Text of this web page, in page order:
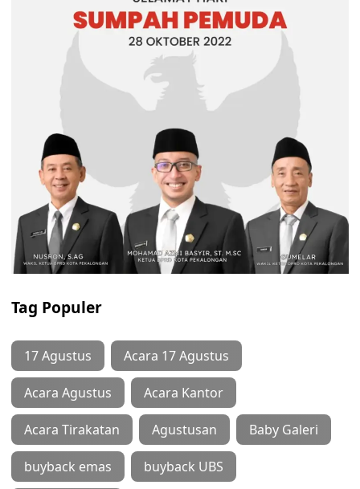
Tag Populer
17 Agustus Acara 17 Agustus
Acara Agustus Acara Kantor
Acara Tirakatan Agustusan Baby Galeri
buyback emas buyback UBS